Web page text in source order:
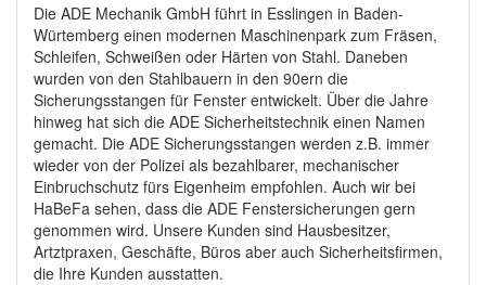
Die ADE Mechanik GmbH führt in Esslingen in Baden-
Würtemberg einen modernen Maschinenpark zum Fräsen,
Schleifen, Schweißen oder Härten von Stahl. Daneben
wurden von den Stahlbauern in den 90ern die
Sicherungsstangen für Fenster entwickelt. Über die Jahre
hinweg hat sich die ADE Sicherheitstechnik einen Namen
gemacht. Die ADE Sicherungsstangen werden z.B. immer
wieder von der Polizei als bezahlbarer, mechanischer
Einbruchschutz fürs Eigenheim empfohlen. Auch wir bei
HaBeFa sehen, dass die ADE Fenstersicherungen gern
genommen wird. Unsere Kunden sind Hausbesitzer,
Artztpraxen, Geschäfte, Büros aber auch Sicherheitsfirmen,
die Ihre Kunden ausstatten.